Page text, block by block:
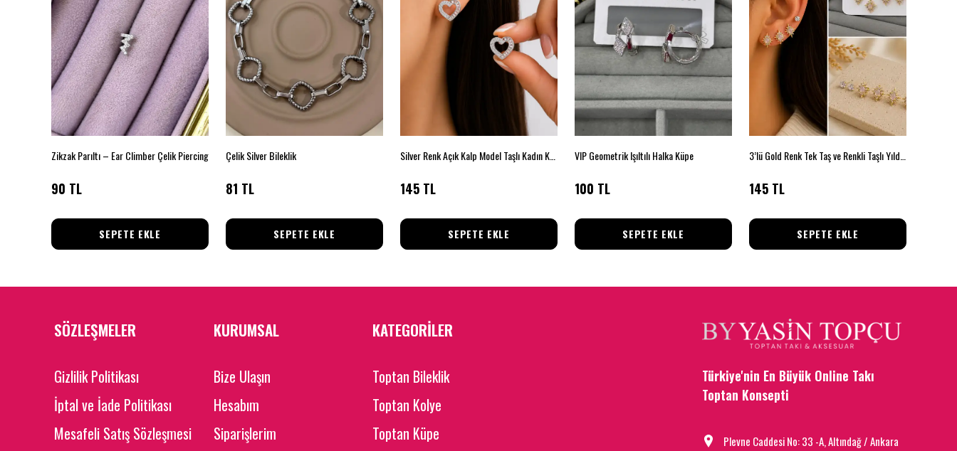
Zikzak Parıltı – Ear Climber Çelik Piercing
90 TL
SEPETE EKLE
Çelik Silver Bileklik
81 TL
SEPETE EKLE
145 TL
SEPETE EKLE
VIP Geometrik Işıltılı Halka Küpe
100 TL
SEPETE EKLE
145 TL
SEPETE EKLE
SÖZLEŞMELER
Gizlilik Politikası
İptal ve İade Politikası
Mesafeli Satış Sözleşmesi
KURUMSAL
Bize Ulaşın
Hesabım
Siparişlerim
KATEGORİLER
Toptan Bileklik
Toptan Kolye
Toptan Küpe
Türkiye'nin En Büyük Online Takı
Toptan Konsepti
Plevne Caddesi No: 33 -A, Altındağ / Ankara